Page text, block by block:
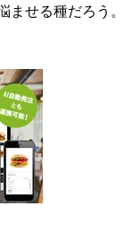
ませる種だろう。